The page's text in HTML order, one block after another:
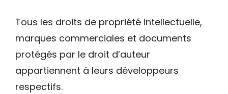
Tous les droits de propriété intellectuelle,
marques commerciales et documents
protégés par le droit d’auteur
appartiennent à leurs développeurs
respectifs.